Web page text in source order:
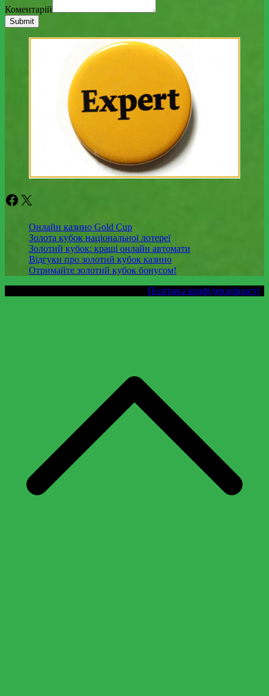
Коментарій
Submit
Facebook
X
Онлайн казино Gold Cup
Золота кубок національної лотереї
Золотий кубок: кращі онлайн автомати
Відгуки про золотий кубок казино
Отримайте золотий кубок бонусом!
Політика конфіденційності